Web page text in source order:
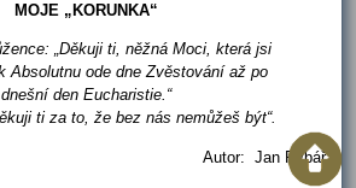
MOJE „KORUNKA“
„Děkuji ti, něžná Moci, která jsi
Absolutnu ode dne Zvěstování až po
dnešní den Eucharistie.“
ti za to, že bez nás nemůžeš být“.
Autor: Jan Rybář